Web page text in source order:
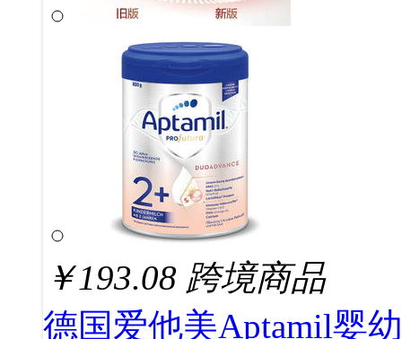
￥193.08 跨境商品
德国爱他美Aptamil婴